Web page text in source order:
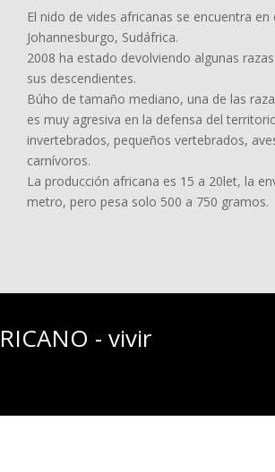
El nido de vides africanas se encuentra
Johannesburgo, Sudáfrica.
2008 ha estado devolviendo algunas
sus descendientes.
Búho de tamaño mediano, una de las
es muy agresiva en la defensa del
invertebrados, pequeños vertebrados,
carnívoros.
La producción africana es 15 a 20let, la
metro, pero pesa solo 500 a 750 gramos.
- vivir